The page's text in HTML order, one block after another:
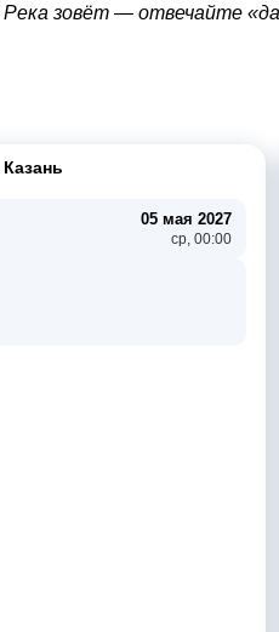
Река зовёт — отвечайте
Казань
05 мая 2027
ср, 00:00